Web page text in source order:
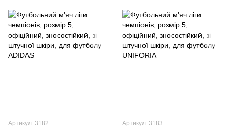
Артикул: 3182 Артикул: 3183